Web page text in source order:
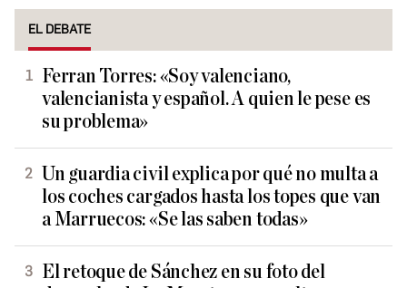
EL DEBATE
Ferran Torres: «Soy valenciano,
valencianista y español. A quien le pese es
su problema»
Un guardia civil explica por qué no multa a
los coches cargados hasta los topes que van
a Marruecos: «Se las saben todas»
El retoque de Sánchez en su foto del